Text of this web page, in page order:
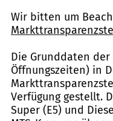
Wir bitten um
Die Grunddaten der
Öffnungszeiten) in
Verfügung gestellt.
Super (E5) und